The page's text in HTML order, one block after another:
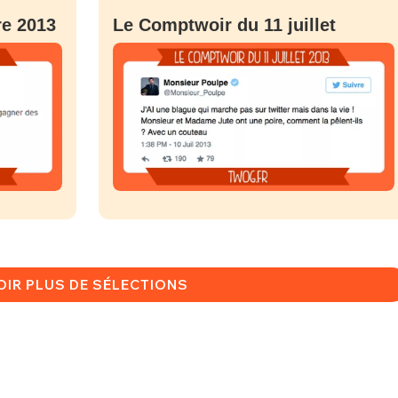
2013 Le Comptwoir du 11 juillet
PLUS DE SÉLECTIONS
MOT DE PASSE
Ma propre
sélection
M'INSCRIRE